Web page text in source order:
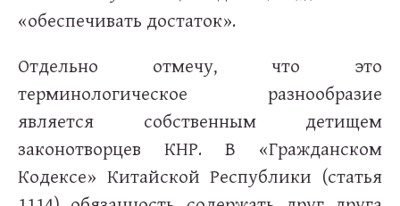
«обеспечивать достаток».
Отдельно отмечу, что это
терминологическое разнообразие
является собственным детищем
законотворцев КНР. В «Гражданском
Кодексе» Китайской Республики (статья